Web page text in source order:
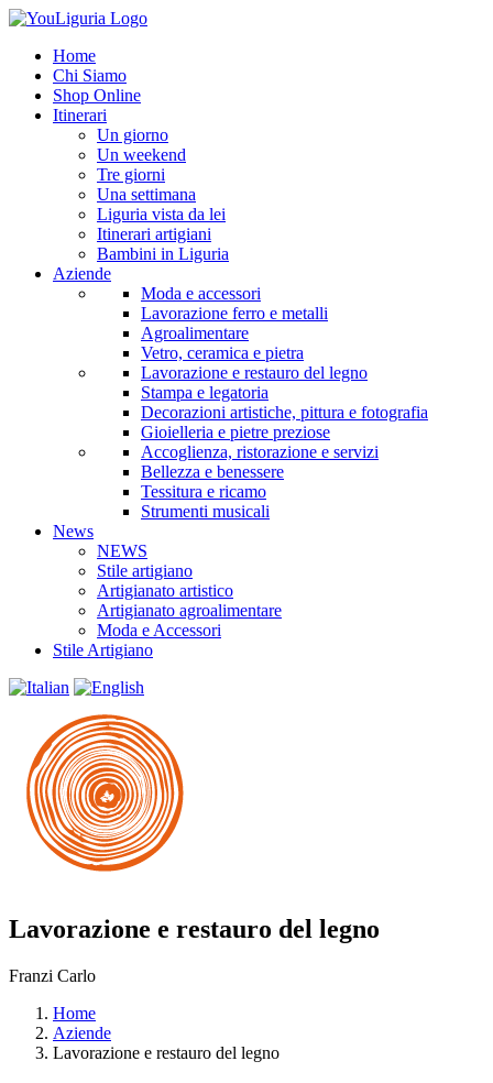
Home
Chi Siamo
Shop Online
Itinerari
Un giorno
Un weekend
Tre giorni
Una settimana
Liguria vista da lei
Itinerari artigiani
Bambini in Liguria
Aziende
Moda e accessori
Lavorazione ferro e metalli
Agroalimentare
Vetro, ceramica e pietra
Lavorazione e restauro del legno
Stampa e legatoria
Decorazioni artistiche, pittura e fotografia
Gioielleria e pietre preziose
Accoglienza, ristorazione e servizi
Bellezza e benessere
Tessitura e ricamo
Strumenti musicali
News
NEWS
Stile artigiano
Artigianato artistico
Artigianato agroalimentare
Moda e Accessori
Stile Artigiano
Lavorazione e restauro del legno
Franzi Carlo
Home
Aziende
Lavorazione e restauro del legno